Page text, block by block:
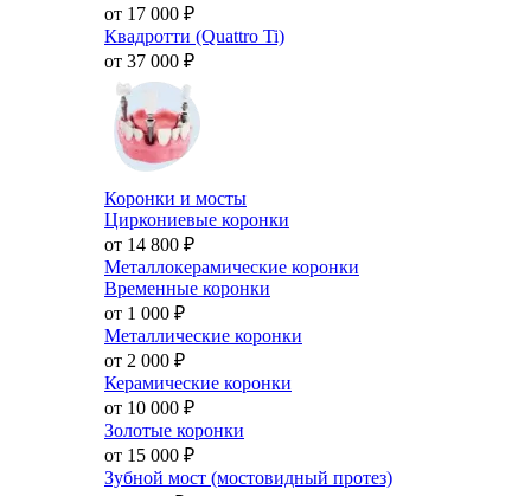
от 17 000 ₽
Квадротти (Quattro Ti)
от 37 000 ₽
Коронки и мосты
Циркониевые коронки
от 14 800 ₽
Металлокерамические коронки
Временные коронки
от 1 000 ₽
Металлические коронки
от 2 000 ₽
Керамические коронки
от 10 000 ₽
Золотые коронки
от 15 000 ₽
Зубной мост (мостовидный протез)